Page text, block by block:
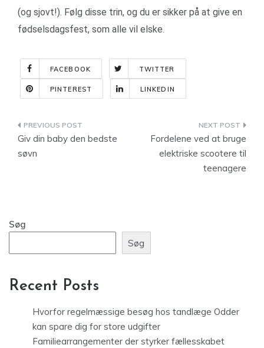
(og sjovt!). Følg disse trin, og du er sikker på at give en
fødselsdagsfest, som alle vil elske.
FACEBOOK TWITTER
PINTEREST LINKEDIN
Indlægsnavigation
Giv din baby den bedste
søvn
Fordelene ved at bruge
elektriske scootere til
teenagere
Søg
Søg
Recent Posts
Hvorfor regelmæssige besøg hos tandlæge Odder
kan spare dig for store udgifter
Familiearrangementer der styrker fællesskabet